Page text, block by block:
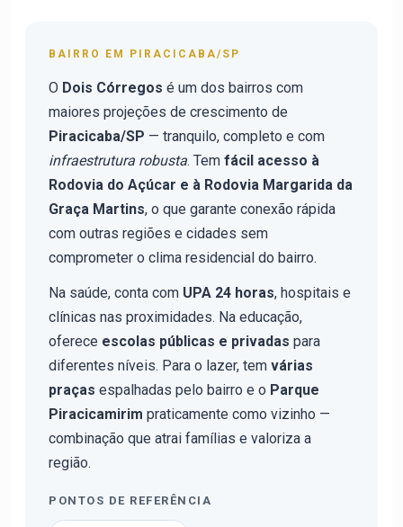
BAIRRO EM PIRACICABA/SP
O Dois Córregos é um dos bairros com
maiores projeções de crescimento de
Piracicaba/SP — tranquilo, completo e com
infraestrutura robusta. Tem fácil acesso à
Rodovia do Açúcar e à Rodovia Margarida da
Graça Martins, o que garante conexão rápida
com outras regiões e cidades sem
comprometer o clima residencial do bairro.
Na saúde, conta com UPA 24 horas, hospitais e
clínicas nas proximidades. Na educação,
oferece escolas públicas e privadas para
diferentes níveis. Para o lazer, tem várias
praças espalhadas pelo bairro e o Parque
Piracicamirim praticamente como vizinho —
combinação que atrai famílias e valoriza a
região.
PONTOS DE REFERÊNCIA